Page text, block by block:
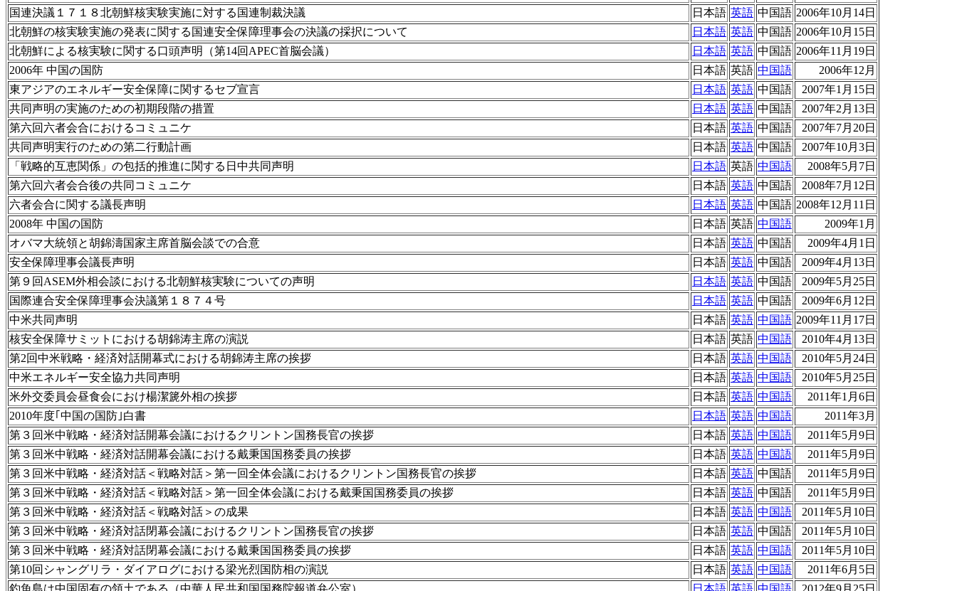
国連決議１７１８北朝鮮核実験実施に対する国連制裁決議
日本語 英語 中国語 2006年10月14日
北朝鮮の核実験実施の発表に関する国連安全保障理事会の決議の採択について
日本語 英語 中国語 2006年10月15日
北朝鮮による核実験に関する口頭声明（第14回APEC首脳会議）
日本語 英語 中国語 2006年11月19日
2006年 中国の国防
日本語 英語 中国語
2006年12月
東アジアのエネルギー安全保障に関するセブ宣言
日本語 英語 中国語
2007年1月15日
共同声明の実施のための初期段階の措置
日本語 英語 中国語
2007年2月13日
第六回六者会合におけるコミュニケ
日本語 英語 中国語
2007年7月20日
共同声明実行のための第二行動計画
日本語 英語 中国語
2007年10月3日
「戦略的互恵関係」の包括的推進に関する日中共同声明
日本語 英語 中国語
2008年5月7日
第六回六者会合後の共同コミュニケ
日本語 英語 中国語
2008年7月12日
六者会合に関する議長声明
日本語 英語 中国語 2008年12月11日
2008年 中国の国防
日本語 英語 中国語
2009年1月
オバマ大統領と胡錦濤国家主席首脳会談での合意
日本語 英語 中国語
2009年4月1日
安全保障理事会議長声明
日本語 英語 中国語
2009年4月13日
第９回ASEM外相会談における北朝鮮核実験についての声明
日本語 英語 中国語
2009年5月25日
国際連合安全保障理事会決議第１８７４号
日本語 英語 中国語
2009年6月12日
中米共同声明
日本語 英語 中国語 2009年11月17日
核安全保障サミットにおける胡錦涛主席の演説
日本語 英語 中国語
2010年4月13日
第2回中米戦略・経済対話開幕式における胡錦涛主席の挨拶
日本語 英語 中国語
2010年5月24日
中米エネルギー安全協力共同声明
日本語 英語 中国語
2010年5月25日
米外交委員会昼食会におけ楊潔篪外相の挨拶
日本語 英語 中国語
2011年1月6日
2010年度｢中国の国防｣白書
日本語 英語 中国語
2011年3月
第３回米中戦略・経済対話開幕会議におけるクリントン国務長官の挨拶
日本語 英語 中国語
2011年5月9日
第３回米中戦略・経済対話開幕会議における戴秉国国務委員の挨拶
日本語 英語 中国語
2011年5月9日
第３回米中戦略・経済対話＜戦略対話＞第一回全体会議におけるクリントン国務長官の挨拶
日本語 英語 中国語
2011年5月9日
第３回米中戦略・経済対話＜戦略対話＞第一回全体会議における戴秉国国務委員の挨拶
日本語 英語 中国語
2011年5月9日
第３回米中戦略・経済対話＜戦略対話＞の成果
日本語 英語 中国語
2011年5月10日
第３回米中戦略・経済対話閉幕会議におけるクリントン国務長官の挨拶
日本語 英語 中国語
2011年5月10日
第３回米中戦略・経済対話閉幕会議における戴秉国国務委員の挨拶
日本語 英語 中国語
2011年5月10日
第10回シャングリラ・ダイアログにおける梁光烈国防相の演説
日本語 英語 中国語
2011年6月5日
釣魚島は中国固有の領土である（中華人民共和国国務院報道弁公室）
日本語 英語 中国語 2012年9月25日